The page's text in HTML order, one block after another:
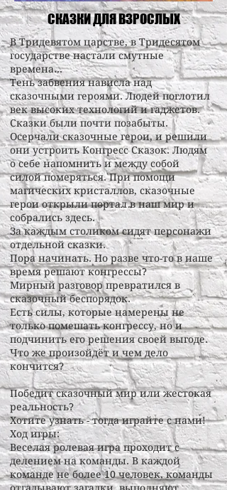
СКАЗКИ ДЛЯ ВЗРОСЛЫХ
В Тридевятом царстве, в Тридесятом
государстве настали смутные
времена...
Тень забвения нависла над
сказочными героями. Людей поглотил
век высоких технологий и гаджетов.
Сказки были почти позабыты.
Осерчали сказочные герои, и решили
они устроить Конгресс Сказок. Людям
о себе напомнить и между собой
силой померяться. При помощи
магических кристаллов, сказочные
герои открыли портал в наш мир и
собрались здесь.
За каждым столиком сидят персонажи
отдельной сказки.
Пора начинать. Но разве что-то в наше
время решают конгрессы?
Мирный разговор превратился в
сказочный беспорядок.
Есть силы, которые намерены не
только помешать конгрессу, но и
подчинить его решения своей выгоде.
Что же произойдёт и чем дело
кончится?
Победит сказочный мир или жестокая
реальность?
Хотите узнать - тогда играйте с нами!
Ход игры:
Веселая ролевая игра проходит с
делением на команды. В каждой
команде не более 10 человек, команды